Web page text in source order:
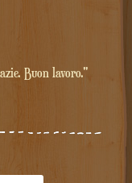
Buon lavoro."